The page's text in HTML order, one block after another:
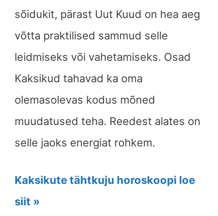
sõidukit, pärast Uut Kuud on hea aeg
võtta praktilised sammud selle
leidmiseks või vahetamiseks. Osad
Kaksikud tahavad ka oma
olemasolevas kodus mõned
muudatused teha. Reedest alates on
selle jaoks energiat rohkem.
Kaksikute tähtkuju horoskoopi loe
siit »